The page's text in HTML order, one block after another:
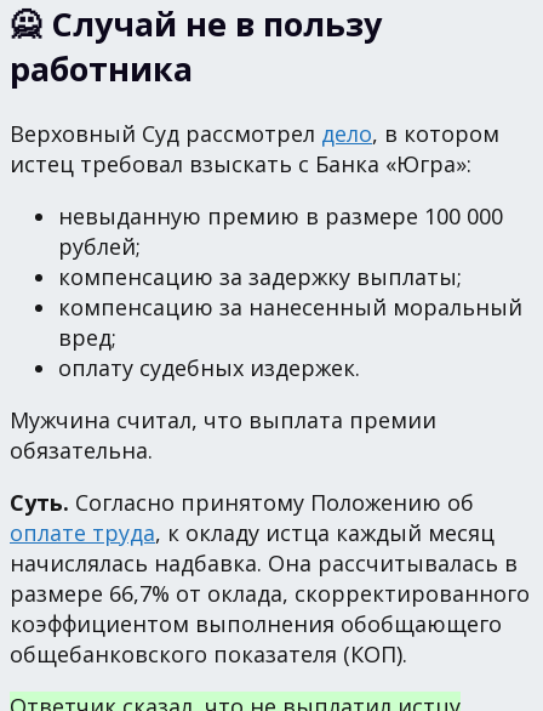
🙅 Случай не в пользу
работника
Верховный Суд рассмотрел дело, в котором
истец требовал взыскать с Банка «Югра»:
невыданную премию в размере 100 000
рублей;
компенсацию за задержку выплаты;
компенсацию за нанесенный моральный
вред;
оплату судебных издержек.
Мужчина считал, что выплата премии
обязательна.
Суть. Согласно принятому Положению об
оплате труда, к окладу истца каждый месяц
начислялась надбавка. Она рассчитывалась в
размере 66,7% от оклада, скорректированного
коэффициентом выполнения обобщающего
общебанковского показателя (КОП).